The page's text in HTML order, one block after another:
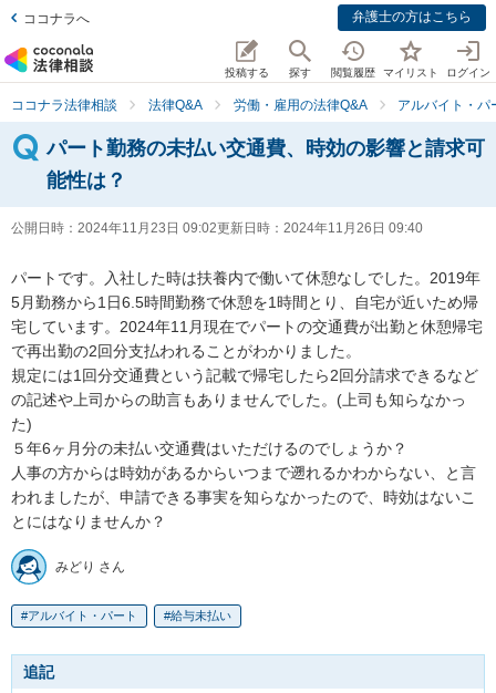
ココナラへ 弁護士の方はこちら
投稿する 探す 閲覧履歴 マイリスト ログイン
ココナラ法律相談 法律Q&A 労働・雇用の法律Q&A アルバイト・パ
パート勤務の未払い交通費、時効の影響と請求可
能性は？
公開日時： 2024年11月23日 09:02更新日時： 2024年11月26日 09:40
パートです。入社した時は扶養内で働いて休憩なしでした。2019年
5月勤務から1日6.5時間勤務で休憩を1時間とり、自宅が近いため帰
宅しています。2024年11月現在でパートの交通費が出勤と休憩帰宅
で再出勤の2回分支払われることがわかりました。
規定には1回分交通費という記載で帰宅したら2回分請求できるなど
の記述や上司からの助言もありませんでした。(上司も知らなかっ
た)
５年6ヶ月分の未払い交通費はいただけるのでしょうか？
人事の方からは時効があるからいつまで遡れるかわからない、と言
われましたが、申請できる事実を知らなかったので、時効はないこ
とにはなりませんか？
みどり さん
アルバイト・パート 給与未払い
追記